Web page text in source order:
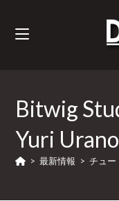
Bitwig
Yuri
> 最新情報 > チュー